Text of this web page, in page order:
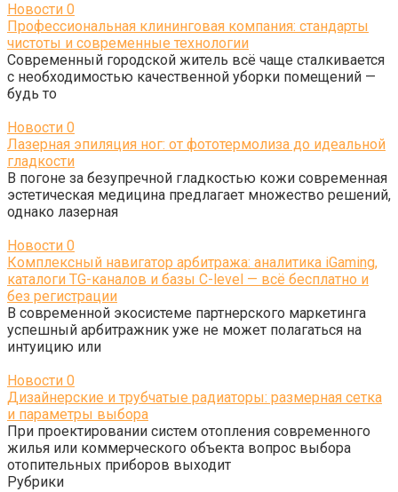
Новости 0
Профессиональная клининговая компания: стандарты
чистоты и современные технологии
Современный городской житель всё чаще сталкивается
с необходимостью качественной уборки помещений —
будь то
Новости 0
Лазерная эпиляция ног: от фототермолиза до идеальной
гладкости
В погоне за безупречной гладкостью кожи современная
эстетическая медицина предлагает множество решений,
однако лазерная
Новости 0
Комплексный навигатор арбитража: аналитика iGaming,
каталоги TG-каналов и базы C-level — всё бесплатно и
без регистрации
В современной экосистеме партнерского маркетинга
успешный арбитражник уже не может полагаться на
интуицию или
Новости 0
Дизайнерские и трубчатые радиаторы: размерная сетка
и параметры выбора
При проектировании систем отопления современного
жилья или коммерческого объекта вопрос выбора
отопительных приборов выходит
Рубрики